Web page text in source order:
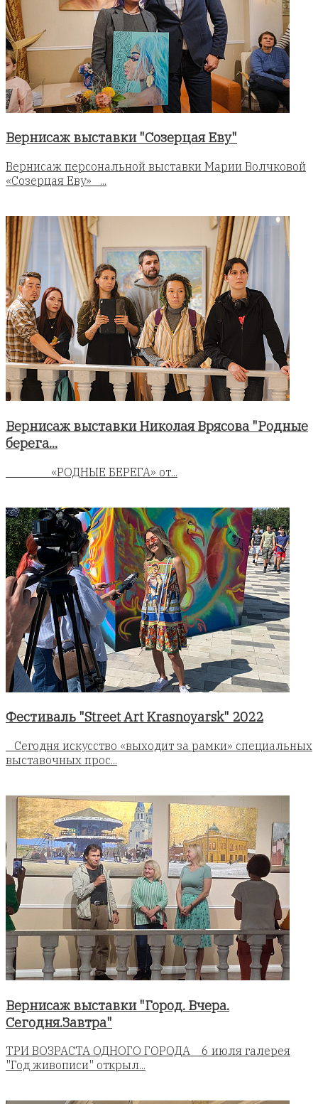
Вернисаж выставки "Созерцая Еву"
Вернисаж персональной выставки Марии Волчковой
«Созерцая Еву» ...
Вернисаж выставки Николая Врясова "Родные
берега...
«РОДНЫЕ БЕРЕГА» от...
Фестиваль "Street Art Krasnoyarsk" 2022
Сегодня искусство «выходит за рамки» специальных
выставочных прос...
Вернисаж выставки "Город. Вчера.
Сегодня.Завтра"
ТРИ ВОЗРАСТА ОДНОГО ГОРОДА 6 июля галерея
"Год живописи" открыл...